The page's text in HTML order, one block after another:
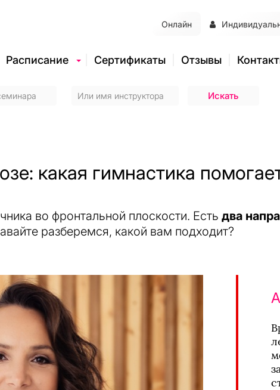
Расписание Сертификаты Отзывы
Онлайн
какая гимнастика
во фронтальной плоскости. Есть два
разберемся, какой вам подходит?